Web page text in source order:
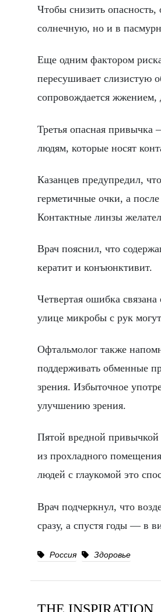
Чтобы снизить
солнечную, но и в
Еще одним фактором
пересушивает слизистую
сопровождается
Третья опасная привычка
людям, которые носят
Казанцев предупредил,
герметичные очки, а
Контактные линзы
Врач пояснил, что
кератит и конъюнктивит.
Четвертая ошибка
улице микробы с рук
Офтальмолог также
поддерживать обменные
зрения. Избыточное
улучшению зрения.
Пятой вредной привычкой
из прохладного
людей с глаукомой это
Врач подчеркнул, что
сразу, а спустя годы — в
Россия Здоровье
THE INSPIRATION